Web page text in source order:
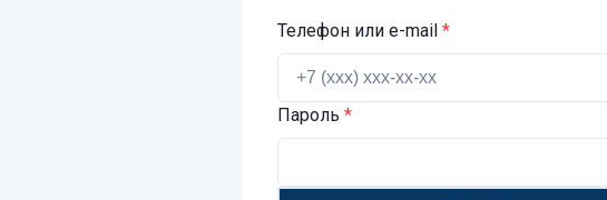
Телефон или e-mail *
Пароль *